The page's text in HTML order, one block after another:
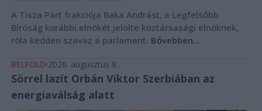
A Tisza Párt frakciója Baka Andrást, a Legfelsőbb
Bíróság korábbi elnökét jelölte köztársasági elnöknek,
róla kedden szavaz a parlament. Bővebben...
BELFÖLD 2026. augusztus 8.
Sörrel lazít Orbán Viktor Szerbiában az
energiaválság alatt